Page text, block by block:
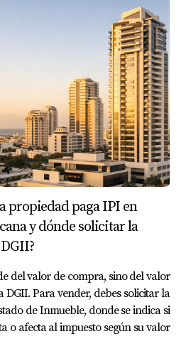
Asegúrate de que el
con todas las normativas
licencias necesarias.
buen desarrollador debe
clara sobre costos,
posible riesgo asociado al
de inversión exitosa
en propiedades en
ser beneficioso, aquí hay tres
un apartamento en un
de la playa. Compró
más bajo que el valor
Cuando el proyecto se
vender su propiedad con una
propiedad paga IPI en
y dónde solicitar la
del valor de compra, sino del valor
Para vender, debes solicitar la
de Inmueble, donde se indica si
o afecta al impuesto según su valor